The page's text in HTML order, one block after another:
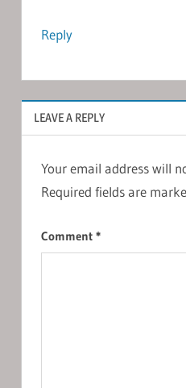
Reply
LEAVE A REPLY
Your email address will
Required fields are
Comment *